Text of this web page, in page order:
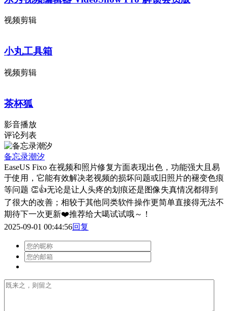
视频剪辑
小丸工具箱
视频剪辑
茶杯狐
影音播放
评论列表
备忘录潮汐
EaseUS Fixo 在视频和照片修复方面表现出色，功能强大且易
于使用，它能有效解决老视频的损坏问题或旧照片的褪变色痕
等问题 👏👍无论是让人头疼的划痕还是图像失真情况都得到
了很大的改善；相较于其他同类软件操作更简单直接得无法不
期待下一次更新❤️推荐给大噶试试哦～！
2025-09-01 00:44:56回复